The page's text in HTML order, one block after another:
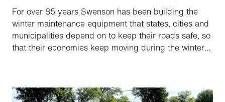
For over 85 years Swenson has been building the
winter maintenance equipment that states, cities and
municipalities depend on to keep their roads safe, so
that their economies keep moving during the winter
and ecological winter maintenance.